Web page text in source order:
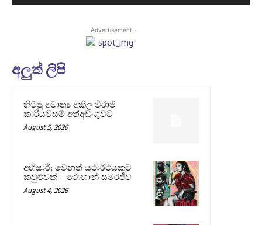
- Advertisement -
අලුත් ලිපි
හිටපු අමාත්‍ය අකිල විරාජ්
කාරියවසම් අත්අඩංගුවට
August 5, 2026
අභිසාරී: වෙනත් යථාර්ථයකට
කවුළුවක් – රොහාන් සමරජීව
August 4, 2026